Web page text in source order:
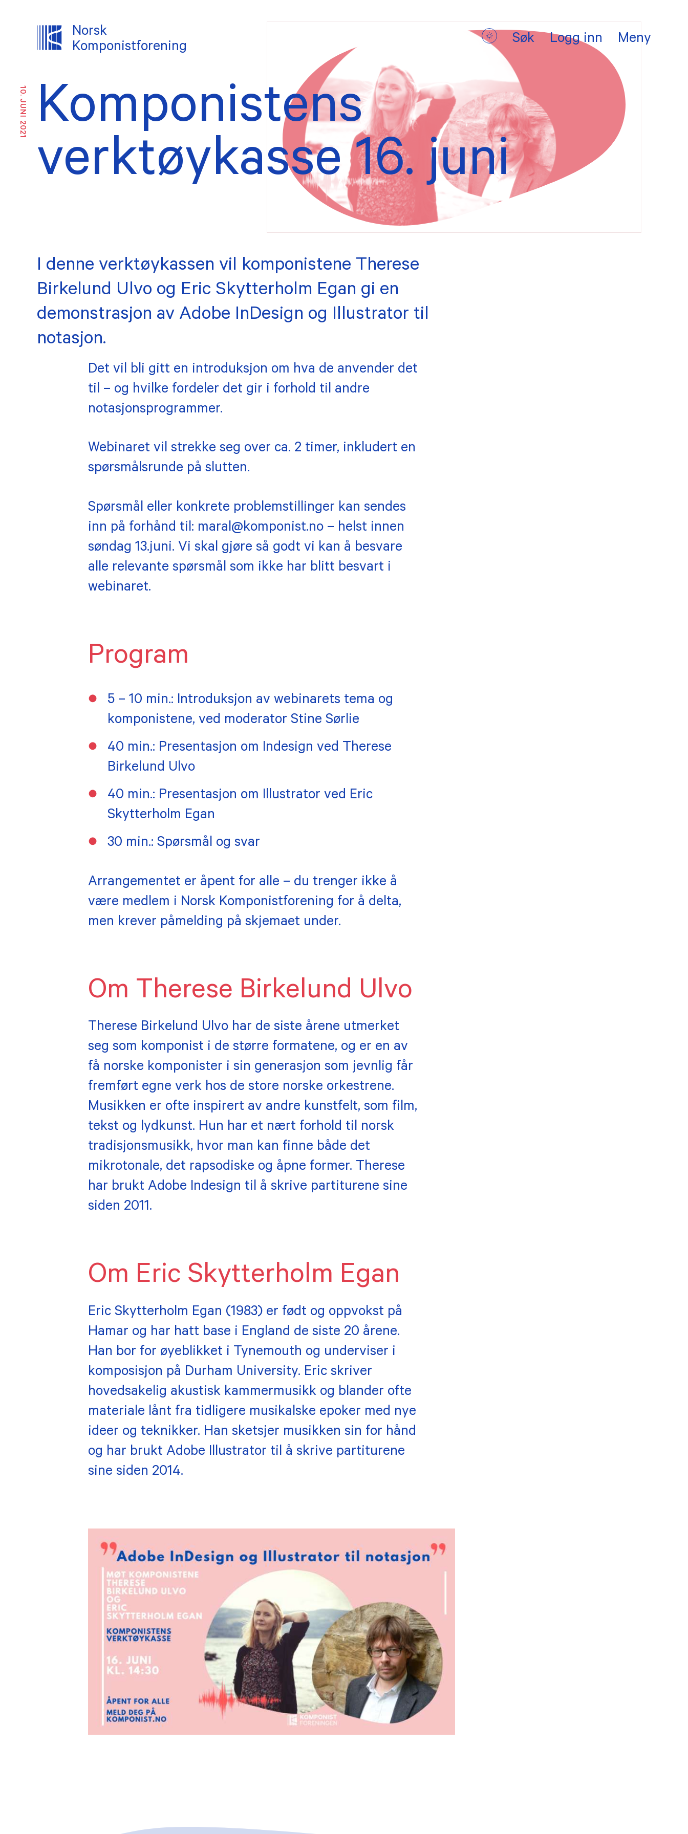
Norsk
Komponistforening
Søk Logg inn Meny
Om oss
Ansatte
Tillitsvalgte
Likestillings- og
inkluderingsombud
Eksterne verv
Vedtekter
AKTUELT
Forsidesaker
Nyhetsarkiv
Prioriteringer
Høringer og innspill
Allianser og nettverk
Partnerskap
Verktøykassa
Kontraktsmaler
Teatermusikk
Honorarsatser
Om opphavsrett
Leilighet i Brussel
Andre arbeidsopphold
arrangementer
Årets verk
Årets utøver
Aurora Records
KUPP
TILSKUDD
Innspilling
Såkornmidler
Tilknyttet
medlemskap
Bli medlem
Medlemsfordeler
Våre medlemmer
Æresmedlemmer
Historisk oversikt
Kontakt oss
Vilkår for påmelding
Etiske retningslinjer
Komponistens
verktøykasse 16. juni
10. JUNI 2021
I denne verktøykassen vil komponistene Therese
Birkelund Ulvo og Eric Skytterholm Egan gi en
demonstrasjon av Adobe InDesign og Illustrator til
notasjon.
Det vil bli gitt en introduksjon om hva de anvender det
til – og hvilke fordeler det gir i forhold til andre
notasjonsprogrammer.
Webinaret vil strekke seg over ca. 2 timer, inkludert en
spørsmålsrunde på slutten.
Spørsmål eller konkrete problemstillinger kan sendes
inn på forhånd til: maral@komponist.no – helst innen
søndag 13.juni. Vi skal gjøre så godt vi kan å besvare
alle relevante spørsmål som ikke har blitt besvart i
webinaret.
Program
5 – 10 min.: Introduksjon av webinarets tema og
komponistene, ved moderator Stine Sørlie
40 min.: Presentasjon om Indesign ved Therese
Birkelund Ulvo
40 min.: Presentasjon om Illustrator ved Eric
Skytterholm Egan
30 min.: Spørsmål og svar
Arrangementet er åpent for alle – du trenger ikke å
være medlem i Norsk Komponistforening for å delta,
men krever påmelding på skjemaet under.
Om Therese Birkelund Ulvo
Therese Birkelund Ulvo har de siste årene utmerket
seg som komponist i de større formatene, og er en av
få norske komponister i sin generasjon som jevnlig får
fremført egne verk hos de store norske orkestrene.
Musikken er ofte inspirert av andre kunstfelt, som film,
tekst og lydkunst. Hun har et nært forhold til norsk
tradisjonsmusikk, hvor man kan finne både det
mikrotonale, det rapsodiske og åpne former. Therese
har brukt Adobe Indesign til å skrive partiturene sine
siden 2011.
Om Eric Skytterholm Egan
Eric Skytterholm Egan (1983) er født og oppvokst på
Hamar og har hatt base i England de siste 20 årene.
Han bor for øyeblikket i Tynemouth og underviser i
komposisjon på Durham University. Eric skriver
hovedsakelig akustisk kammermusikk og blander ofte
materiale lånt fra tidligere musikalske epoker med nye
ideer og teknikker. Han sketsjer musikken sin for hånd
og har brukt Adobe Illustrator til å skrive partiturene
sine siden 2014.